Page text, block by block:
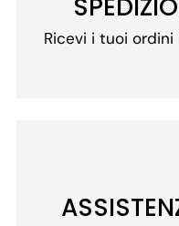
Ricevi i tuoi